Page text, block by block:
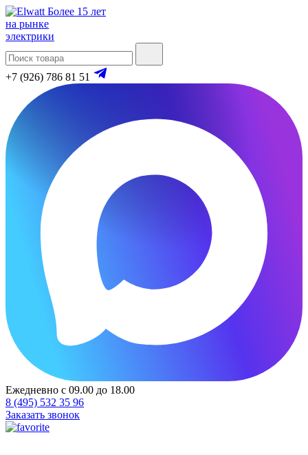
Более 15 лет
на рынке
электрики
+7 (926) 786 81 51
Ежедневно с 09.00 до 18.00
8 (495) 532 35 96
Заказать звонок